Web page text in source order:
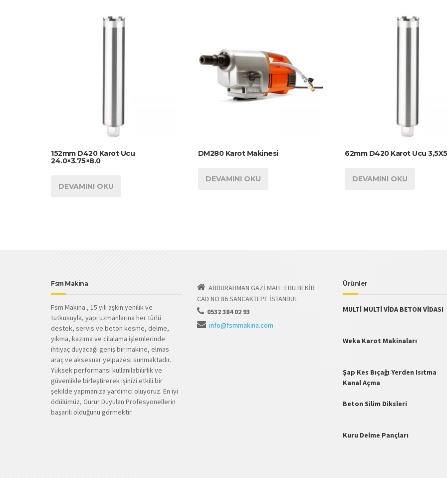
152mm D420 Karot Ucu
24.0×3.75×8.0
DEVAMINI OKU
DM280 Karot Makinesi
DEVAMINI OKU
62mm D420 Karot Ucu
DEVAMINI OKU
Fsm Makina
Fsm Makina , 15 yılı aşkın yenilik ve
tutkusuyla, yapı uzmanlarına her türlü
destek, servis ve beton kesme, delme,
yıkma, kazıma ve cilalama işlemlerinde
ihtiyaç duyacağı geniş bir makine, elmas
araç ve aksesuar yelpazesi sunmaktadır.
Yüksek performansı kullanılabilirlik ve
güvenlikle birleştirerek işinizi etkili bir
şekilde yapmanıza yardımcı oluyoruz. En iyi
ödülümüz, Gurur Duyulan Profesyonellerin
başarılı olduğunu görmektir.
ABDURAHMAN GAZİ MAH : EBU BEKİR
CAD NO 86 SANCAKTEPE İSTANBUL
0532 384 02 93
info@fsmmakina.com
Ürünler
MULTİ MULTİ VİDA BETON VİDASI
Weka Karot Makinaları
Şap Kes Bıçağı Yerden Isıtma
Kanal Açma
Beton Silim Diksleri
Kuru Delme Pançları